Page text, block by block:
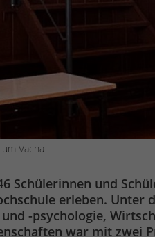
Vacha
Schülerinnen und
erleben. Unter
-psychologie,
war mit zwei